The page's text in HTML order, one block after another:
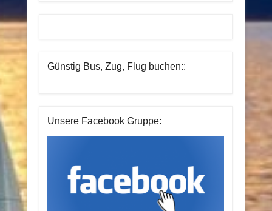
Günstig Bus, Zug, Flug buchen::
Unsere Facebook Gruppe: